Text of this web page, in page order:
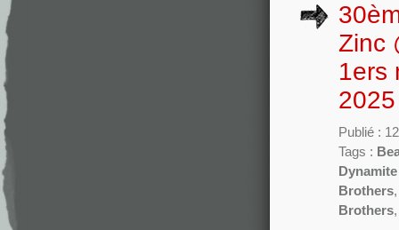
Zinc
1ers
Publié :
Tags :
Brothers
Brothers